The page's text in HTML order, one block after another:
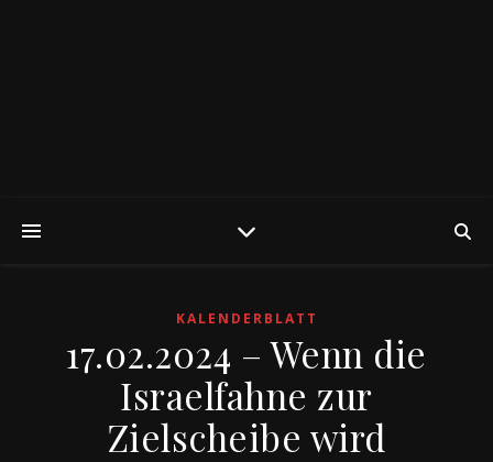
KALENDERBLATT
17.02.2024 – Wenn die
Israelfahne zur
Zielscheibe wird